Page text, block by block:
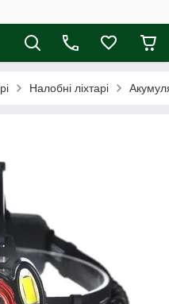
Налобні ліхтарі